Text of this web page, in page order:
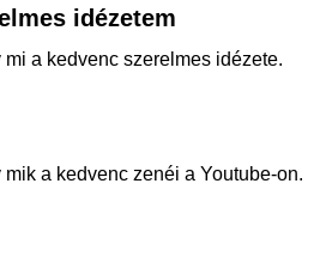
idézetem
mi a kedvenc szerelmes idézete.
mik a kedvenc zenéi a Youtube-on.